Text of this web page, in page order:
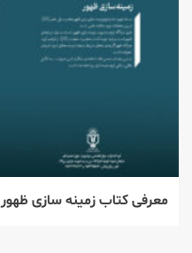
معرفی کتاب زمینه سازی ظهور